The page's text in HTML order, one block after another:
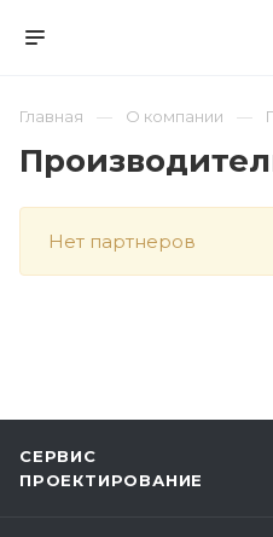
Главная О компании
Нет партнеров
СЕРВИС
ПРОЕКТИРОВАНИЕ